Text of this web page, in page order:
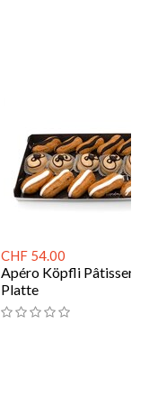
CHF 54.00
Apéro Köpfli Pâtisserie
Platte